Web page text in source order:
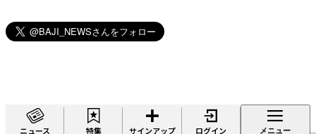
ニュース 特集 サインアップ ログイン メニュー